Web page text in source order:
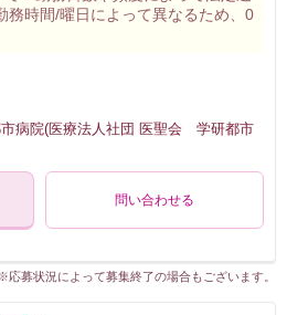
務時間/曜日によって異なるため、0
病院(医療法人社団 医聖会 学研都市
問い合わせる
応募状況によって募集終了の場合もございます。